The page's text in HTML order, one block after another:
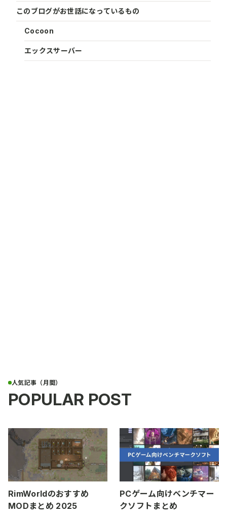
このブログがお世話になっているもの
Cocoon
エックスサーバー
POPULAR POST
RimWorldのおすすめ
MODまとめ 2025
PCゲーム向けベンチマー
クソフトまとめ